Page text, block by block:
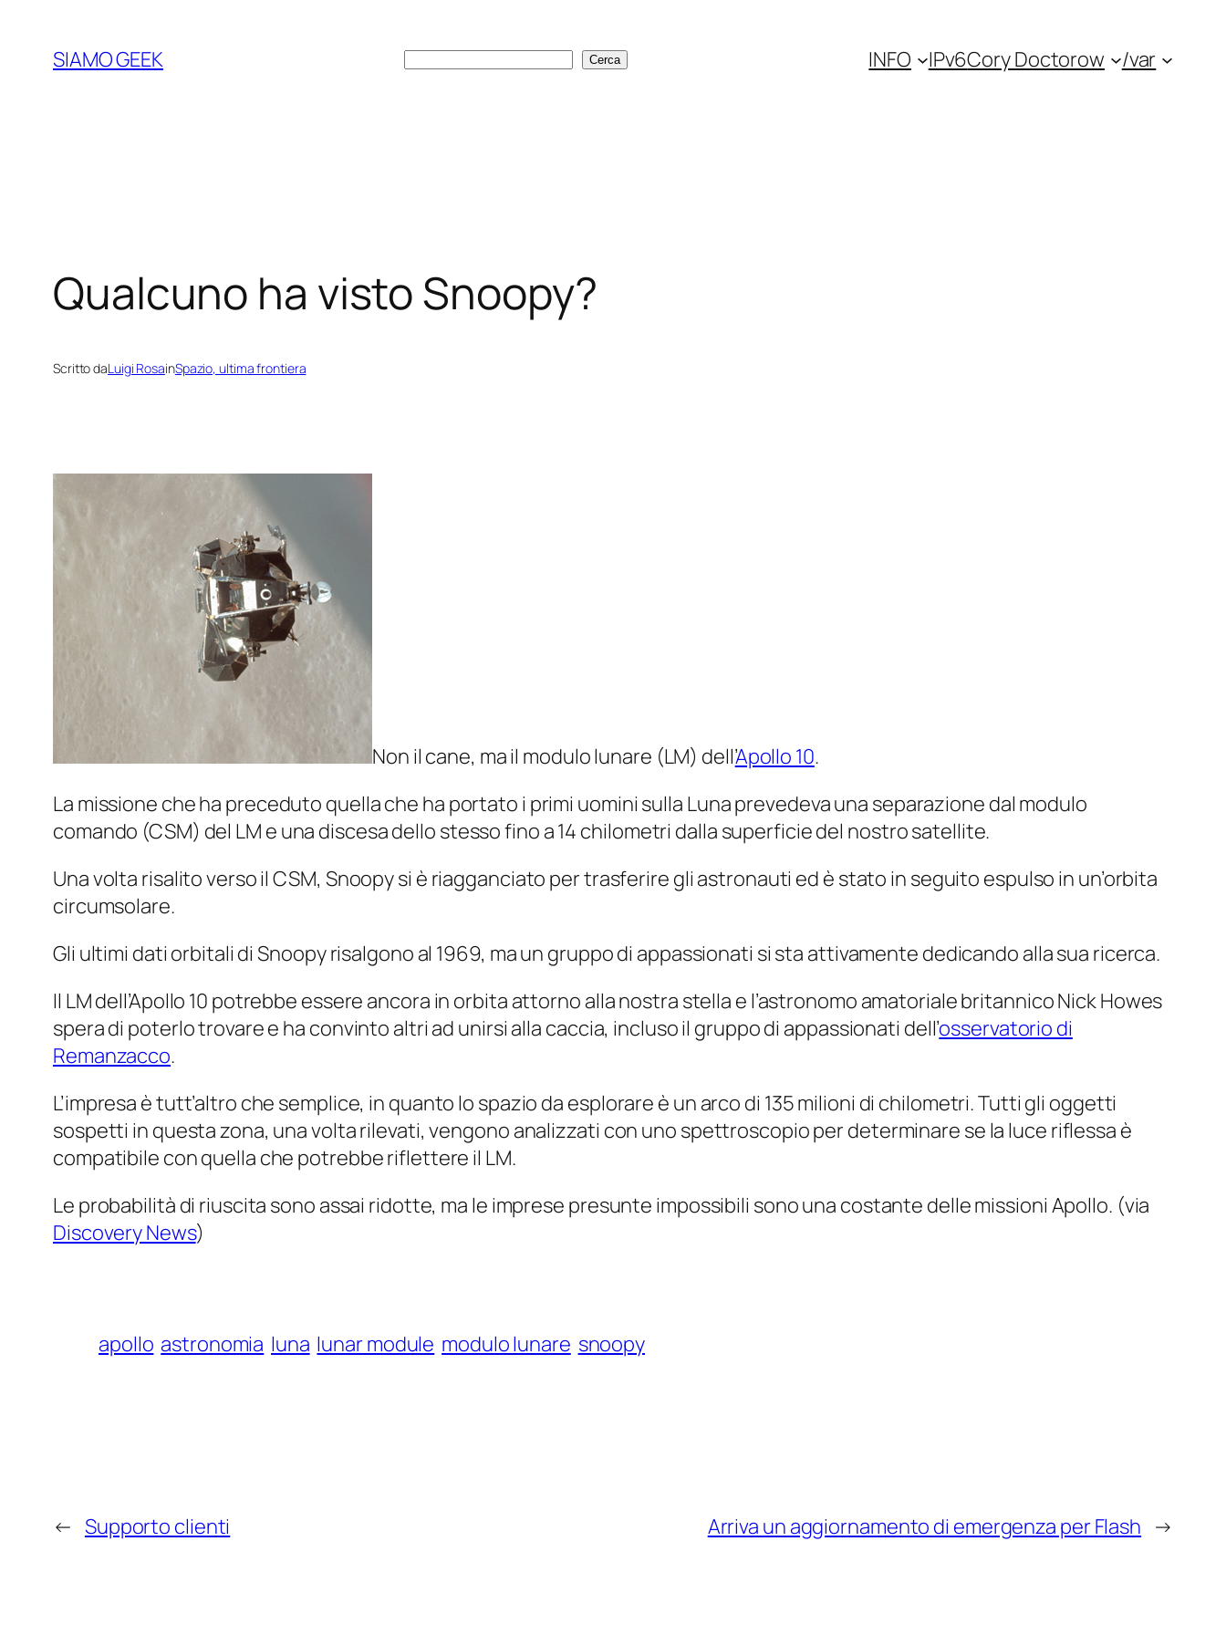
contenuto
SIAMO GEEK Cerca Cerca INFO IPv6Cory Doctorow /var
Qualcuno ha visto Snoopy?
Scritto daLuigi RosainSpazio, ultima frontiera
Non il cane, ma il modulo lunare (LM) dell’Apollo 10.
La missione che ha preceduto quella che ha portato i primi uomini sulla Luna prevedeva una separazione dal modulo
comando (CSM) del LM e una discesa dello stesso fino a 14 chilometri dalla superficie del nostro satellite.
Una volta risalito verso il CSM, Snoopysi è riagganciato per trasferire gli astronauti ed è stato in seguito espulso in un’orbita
circumsolare.
Gli ultimi dati orbitali diSnoopyrisalgono al 1969, ma un gruppo di appassionati si sta attivamente dedicando alla sua ricerca.
Il LM dell’Apollo 10 potrebbe essere ancora in orbita attorno alla nostra stella e l’astronomo amatoriale britannico Nick Howes
spera di poterlo trovare e ha convinto altri ad unirsi alla caccia, incluso il gruppo di appassionati dell’osservatorio di
Remanzacco.
L’impresa è tutt’altro che semplice, in quanto lo spazio da esplorare è un arco di 135 milioni di chilometri. Tutti gli oggetti
sospetti in questa zona, una volta rilevati, vengono analizzati con uno spettroscopio per determinare se la luce riflessa è
compatibile con quella che potrebbe riflettere il LM.
Le probabilità di riuscita sono assai ridotte, ma le imprese presunte impossibili sono una costante delle missioni Apollo. (via
Discovery News)
apollo astronomia luna lunar module modulo lunare snoopy
← Supporto clienti Arriva un aggiornamento di emergenza per Flash →